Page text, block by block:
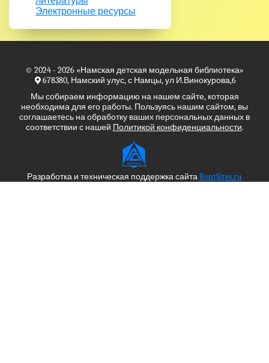
Электронные ресурсы
© 2024 - 2026 «Намская детская модельная библиотека»
678380, Намский улус, с Намцы, ул И.Винокурова,6
Мы собираем информацию на нашем сайте, которая
необходима для его работы. Пользуясь нашим сайтом, вы
соглашаетесь на обработку ваших персональных данных в
соответствии с нашей Политикой конфиденциальности.
Разработка и техническая поддержка сайтаRentSites.ru